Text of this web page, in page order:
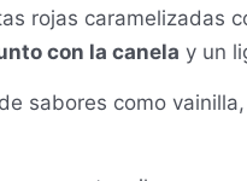
rojas caramelizadas
con la canela y un
sabores como